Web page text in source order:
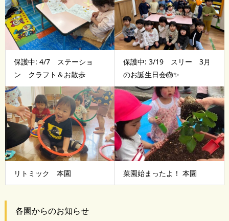
保護中: 4/7 ステーショ
ン クラフト＆お散歩
保護中: 3/19 スリー 3月
のお誕生日会🎂✨
リトミック 本園 菜園始まったよ！ 本園
各園からのお知らせ